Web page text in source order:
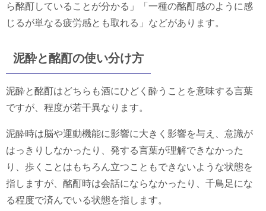
ら酩酊していることが分かる」「一種の酩酊感のように感
じるが単なる疲労感とも取れる」などがあります。
泥酔と酩酊の使い分け方
泥酔と酩酊はどちらも酒にひどく酔うことを意味する言葉
ですが、程度が若干異なります。
泥酔時は脳や運動機能に影響に大きく影響を与え、意識が
はっきりしなかったり、発する言葉が理解できなかった
り、歩くことはもちろん立つこともできないような状態を
指しますが、酩酊時は会話にならなかったり、千鳥足にな
る程度で済んでいる状態を指します。